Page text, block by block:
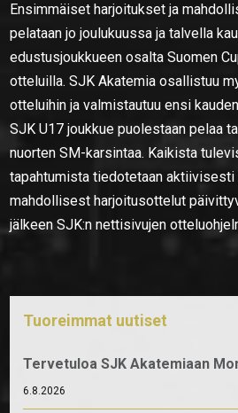
Ensimmäiset harjoitukset ja
pelataan jo joulukuussa ja talvella
edustusjoukkueen osalta Suomen
otteluilla. SJK Akatemia osallistuu
otteluihin ja valmistautuu ensi
SJK U17 joukkue puolestaan pelaa
nuorten SM-karsintaa. Kaikista
tapahtumista tiedotetaan aktiivisesti
mahdollisest harjoitusottelut
jälkeen SJK:n nettisivujen
Tuoreimmat uutiset
Tervetuloa SJK Akatemiaan
6.8.2026